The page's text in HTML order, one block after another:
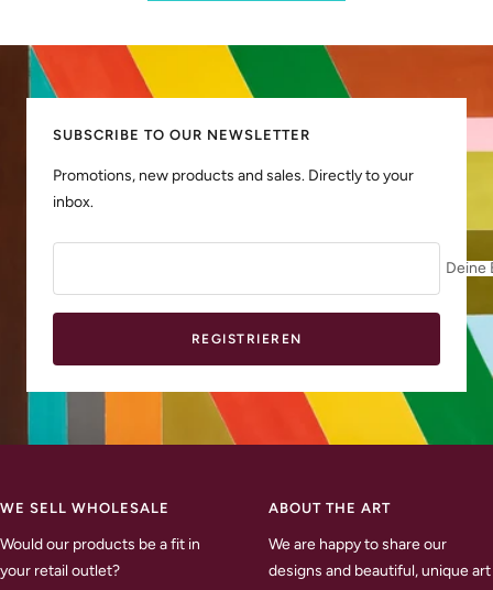
SUBSCRIBE TO OUR NEWSLETTER
Promotions, new products and sales. Directly to your
inbox.
Deine
REGISTRIEREN
WE SELL WHOLESALE
Would our products be a fit in
your retail outlet?
ABOUT THE ART
We are happy to share our
designs and beautiful, unique art